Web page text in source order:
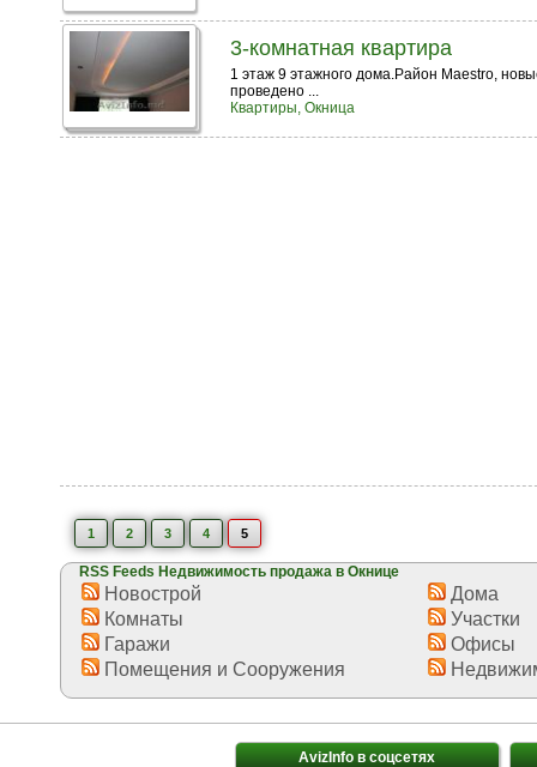
3-комнатная квартира
1 этаж 9 этажного дома.Район Maestro,
проведено ...
Квартиры, Окница
1 2 3 4 5
RSS Feeds Недвижимость продажа в Окнице
Новострой
Дома
Комнаты
Участки
Гаражи
Офисы
Помещения и Сооружения
AvizInfo в соцсетях